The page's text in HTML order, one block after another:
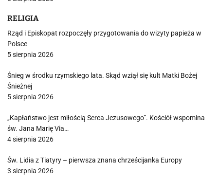
RELIGIA
Rząd i Episkopat rozpoczęły przygotowania do wizyty papieża w
Polsce
5 sierpnia 2026
Śnieg w środku rzymskiego lata. Skąd wziął się kult Matki Bożej
Śnieżnej
5 sierpnia 2026
„Kapłaństwo jest miłością Serca Jezusowego”. Kościół wspomina
św. Jana Marię Via…
4 sierpnia 2026
Św. Lidia z Tiatyry – pierwsza znana chrześcijanka Europy
3 sierpnia 2026